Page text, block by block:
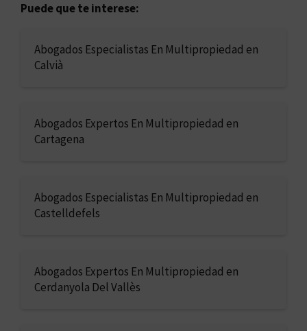
Puede que te interese:
Abogados Especialistas En Multipropiedad en
Calvià
Abogados Expertos En Multipropiedad en
Cartagena
Abogados Especialistas En Multipropiedad en
Castelldefels
Abogados Expertos En Multipropiedad en
Cerdanyola Del Vallès